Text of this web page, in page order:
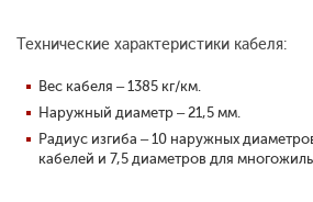
Технические характеристики кабеля:
Вес кабеля – 1385 кг/км.
Наружный диаметр – 21,5 мм.
Радиус изгиба – 10 наружных
кабелей и 7,5 диаметров для